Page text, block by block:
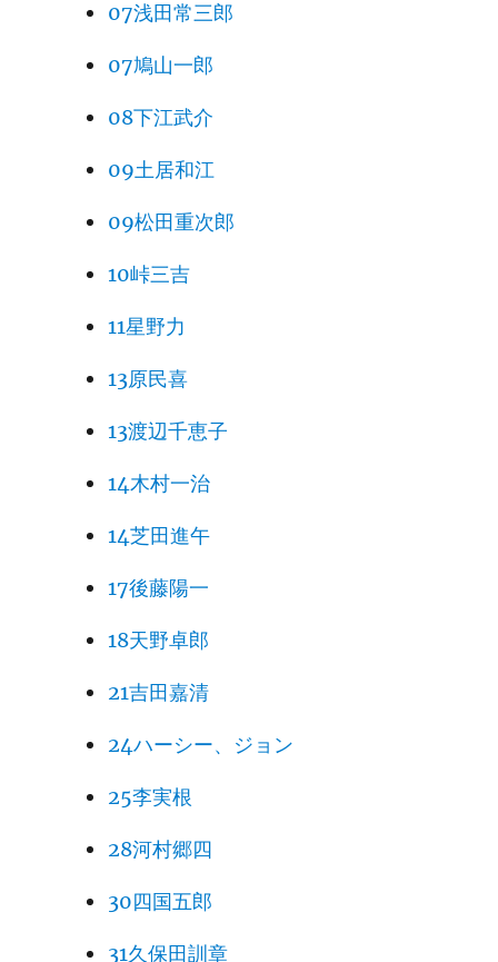
07浅田常三郎
07鳩山一郎
08下江武介
09土居和江
09松田重次郎
10峠三吉
11星野力
13原民喜
13渡辺千恵子
14木村一治
14芝田進午
17後藤陽一
18天野卓郎
21吉田嘉清
24ハーシー、ジョン
25李実根
28河村郷四
30四国五郎
31久保田訓章